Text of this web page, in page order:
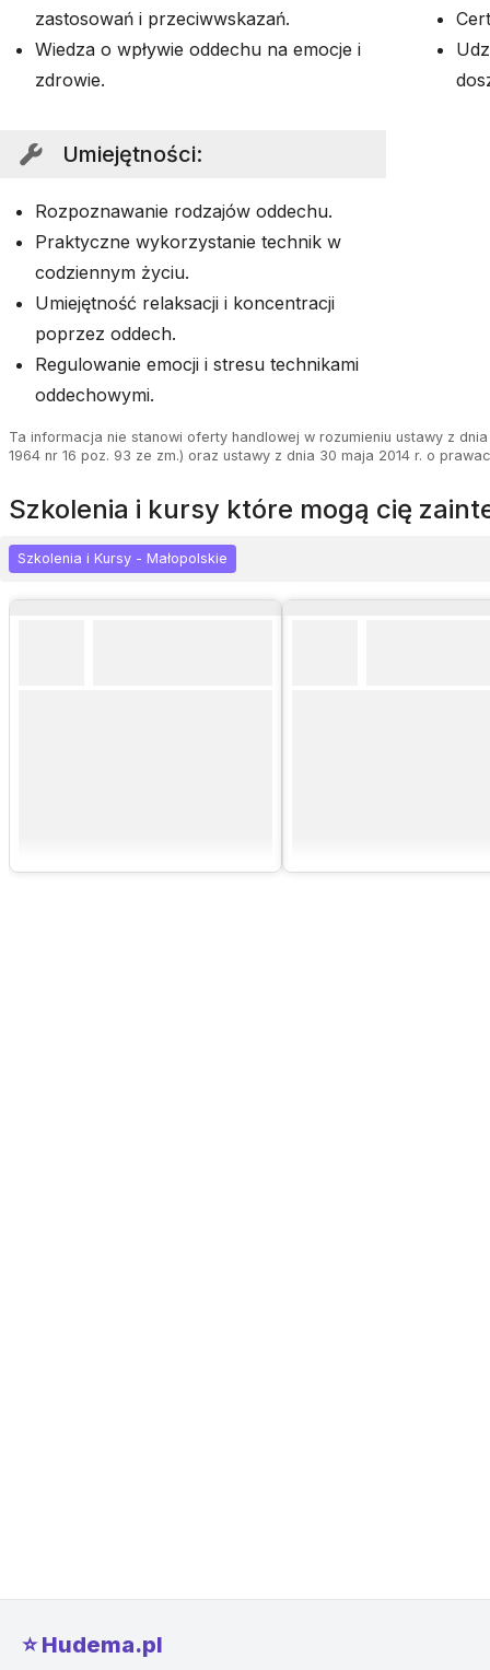
zastosowań i przeciwwskazań.
Wiedza o wpływie oddechu na emocje i
zdrowie.
Umiejętności:
Rozpoznawanie rodzajów oddechu.
Praktyczne wykorzystanie technik w
codziennym życiu.
Umiejętność relaksacji i koncentracji
poprzez oddech.
Regulowanie emocji i stresu technikami
oddechowymi.
Ta informacja nie stanowi oferty handlowej w rozumieniu ustawy z
1964 nr 16 poz. 93 ze zm.) oraz ustawy z dnia 30 maja 2014 r. o
szkolenia i kursy które mogą cię
Szkolenia i Kursy - Małopolskie
⭐️ Hudema.pl